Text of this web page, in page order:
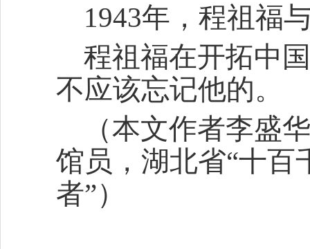
1943年，程祖福
程祖福在开拓中
不应该忘记他的。
（本文作者李盛
馆员，湖北省“十百
者”）